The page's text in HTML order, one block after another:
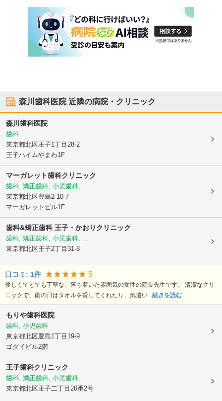
森川歯科医院近隣の病院・クリニック
森川歯科医院
歯科
東京都北区王子1丁目28-2
王子ハイムやまわ1F
マーガレット歯科クリニック
歯科, 矯正歯科, 小児歯科, ...
東京都北区豊島2-10-7
マーガレットビル1F
歯科&矯正歯科 王子・かおりクリニック
歯科, 矯正歯科, 小児歯科, ...
東京都北区王子2丁目31-8
口コミ: 1件 5
優しくてとても丁寧な、落ち着いた雰囲気の女性の院長先生です。 清潔なクリ
ニックで、雨の日はタオルを貸してくれたり、気遣い... 続きを読む
もりや歯科医院
歯科, 小児歯科
東京都北区豊島1丁目19-9
ゴダイビル2階
王子歯科クリニック
歯科, 矯正歯科, 小児歯科, ...
東京都北区王子二丁目26番2号